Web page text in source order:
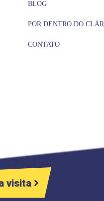
BLOG
POR DENTRO DO
CONTATO
visita